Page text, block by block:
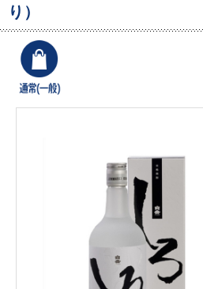
り）